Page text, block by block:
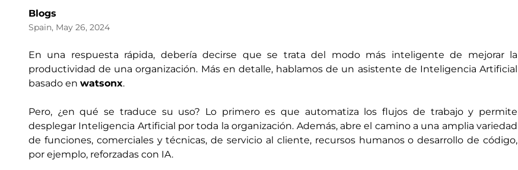
Blogs
Spain, May 26, 2024
En una respuesta rápida, debería decirse que se trata del modo más inteligente de mejorar la
productividad de una organización. Más en detalle, hablamos de un asistente de Inteligencia Artificial
basado en watsonx.
Pero, ¿en qué se traduce su uso? Lo primero es que automatiza los flujos de trabajo y permite
desplegar Inteligencia Artificial por toda la organización. Además, abre el camino a una amplia variedad
de funciones, comerciales y técnicas, de servicio al cliente, recursos humanos o desarrollo de código,
por ejemplo, reforzadas con IA.